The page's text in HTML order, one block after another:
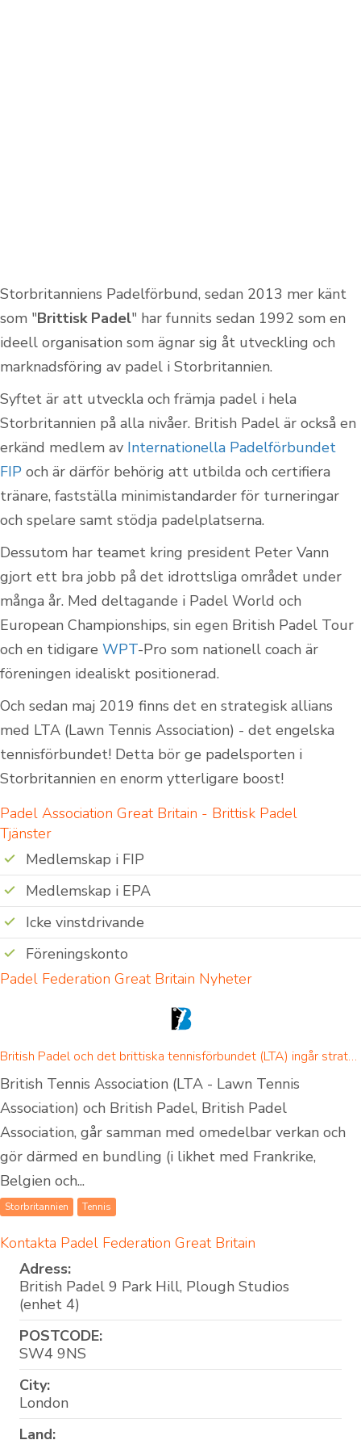
Storbritanniens Padelförbund, sedan 2013 mer känt
som "Brittisk Padel" har funnits sedan 1992 som en
ideell organisation som ägnar sig åt utveckling och
marknadsföring av padel i Storbritannien.
Syftet är att utveckla och främja padel i hela
Storbritannien på alla nivåer. British Padel är också en
erkänd medlem av Internationella Padelförbundet
FIP och är därför behörig att utbilda och certifiera
tränare, fastställa minimistandarder för turneringar
och spelare samt stödja padelplatserna.
Dessutom har teamet kring president Peter Vann
gjort ett bra jobb på det idrottsliga området under
många år. Med deltagande i Padel World och
European Championships, sin egen British Padel Tour
och en tidigare WPT-Pro som nationell coach är
föreningen idealiskt positionerad.
Och sedan maj 2019 finns det en strategisk allians
med LTA (Lawn Tennis Association) - det engelska
tennisförbundet! Detta bör ge padelsporten i
Storbritannien en enorm ytterligare boost!
Padel Association Great Britain - Brittisk Padel
Tjänster
Medlemskap i FIP
Medlemskap i EPA
Icke vinstdrivande
Föreningskonto
Padel Federation Great Britain Nyheter
British Padel och det brittiska tennisförbundet (LTA) ingår strategiskt partnerskap
British Tennis Association (LTA - Lawn Tennis
Association) och British Padel, British Padel
Association, går samman med omedelbar verkan och
gör därmed en bundling (i likhet med Frankrike,
Belgien och...
Storbritannien Tennis
Kontakta Padel Federation Great Britain
Adress:
British Padel 9 Park Hill, Plough Studios
(enhet 4)
POSTCODE:
SW4 9NS
City:
London
Land: